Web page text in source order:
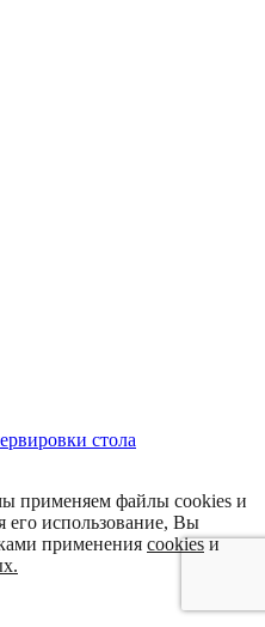
стола
применяем файлы cookies и
его использование, Вы
применения cookiesи